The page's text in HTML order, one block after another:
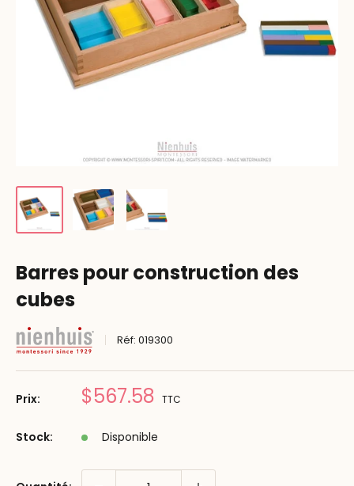
Barres pour construction des
cubes
Réf:019300
Prix: Prix
$567.58 TTC
Stock: Disponible